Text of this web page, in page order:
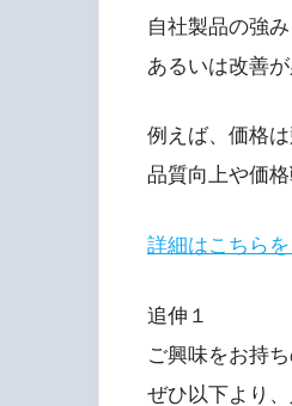
自社製品の強
あるいは改善
例えば、価格
品質向上や価
詳細はこちら
追伸１
ご興味をお持ち
ぜひ以下より、